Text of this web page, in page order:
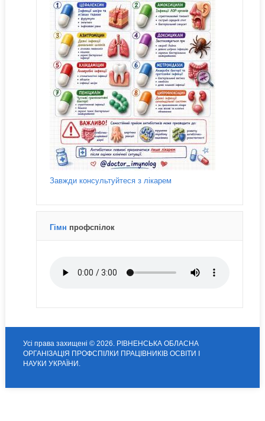
Завжди консультуйтеся з лікарем
Гімн профспілок
Усі права захищені © 2026. РІВНЕНСЬКА ОБЛАСНА
ОРГАНІЗАЦІЯ ПРОФСПІЛКИ ПРАЦІВНИКІВ ОСВІТИ І
НАУКИ УКРАЇНИ.